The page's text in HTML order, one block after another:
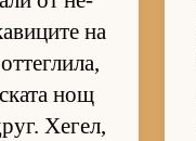
на
нощ
Хе­гел,